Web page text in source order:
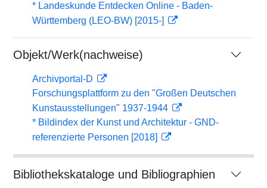
* Landeskunde Entdecken Online - Baden-
Württemberg (LEO-BW) [2015-]
Objekt/Werk(nachweise)
Archivportal-D
Forschungsplattform zu den "Großen Deutschen
Kunstausstellungen" 1937-1944
* Bildindex der Kunst und Architektur - GND-
referenzierte Personen [2018]
Bibliothekskataloge und Bibliographien